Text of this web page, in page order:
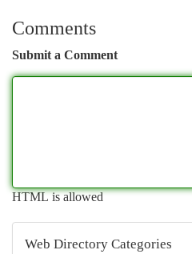
Comments
Submit a Comment
HTML is allowed
Web Directory Categories